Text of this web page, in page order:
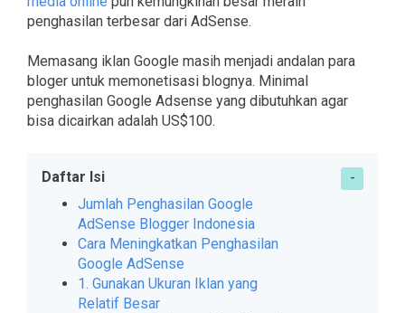
penghasilan terbesar dari AdSense.
Memasang iklan Google masih menjadi andalan para
bloger untuk memonetisasi blognya. Minimal
penghasilan Google Adsense yang dibutuhkan agar
bisa dicairkan adalah US$100.
Daftar Isi
Jumlah Penghasilan Google
AdSense Blogger Indonesia
Cara Meningkatkan Penghasilan
Google AdSense
1. Gunakan Ukuran Iklan yang
Relatif Besar